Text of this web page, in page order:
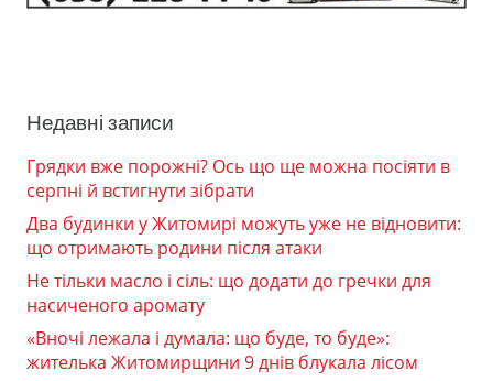
Недавні записи
Грядки вже порожні? Ось що ще можна посіяти в
серпні й встигнути зібрати
Два будинки у Житомирі можуть уже не відновити:
що отримають родини після атаки
Не тільки масло і сіль: що додати до гречки для
насиченого аромату
«Вночі лежала і думала: що буде, то буде»:
жителька Житомирщини 9 днів блукала лісом